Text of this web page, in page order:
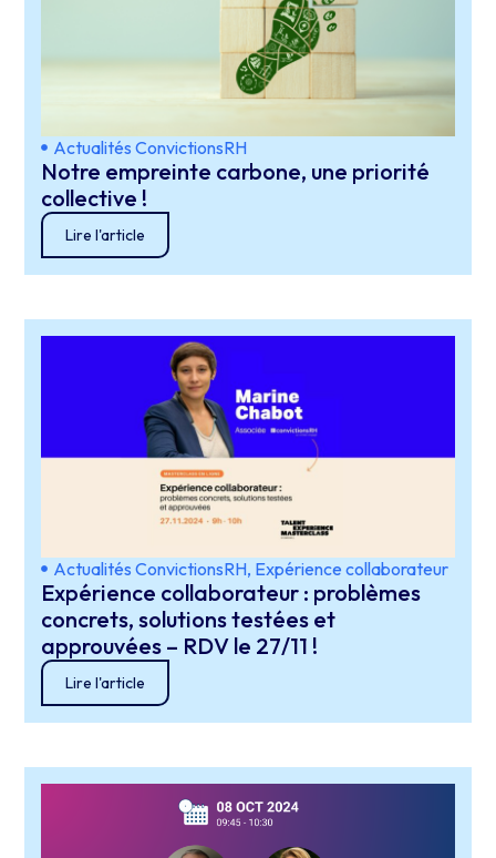
Actualités ConvictionsRH
Notre empreinte carbone, une priorité
collective !
Lire l'article
Actualités ConvictionsRH, Expérience collaborateur
Expérience collaborateur : problèmes
concrets, solutions testées et
approuvées – RDV le 27/11 !
Lire l'article